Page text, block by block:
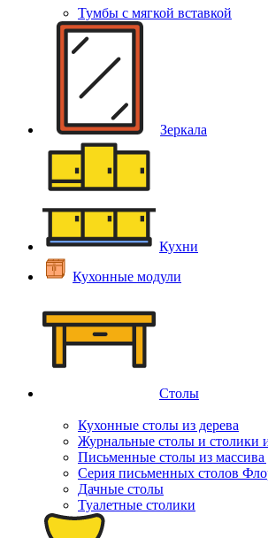
Тумбы с мягкой вставкой
Зеркала
Кухни
Кухонные модули
Столы
Кухонные столы из дерева
Журнальные столы и столики
Письменные столы из массива
Серия письменных столов
Дачные столы
Туалетные столики